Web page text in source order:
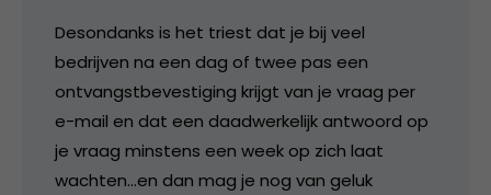
Desondanks is het triest dat je bij veel
bedrijven na een dag of twee pas een
ontvangstbevestiging krijgt van je vraag per
e-mail en dat een daadwerkelijk antwoord op
je vraag minstens een week op zich laat
wachten…en dan mag je nog van geluk